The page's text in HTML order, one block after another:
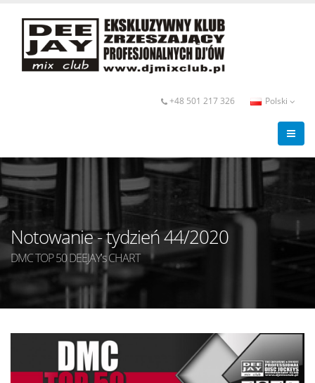
+48 501 217 326 Polski
Notowanie - tydzień 44/2020
DMC TOP 50 DEEJAY's CHART